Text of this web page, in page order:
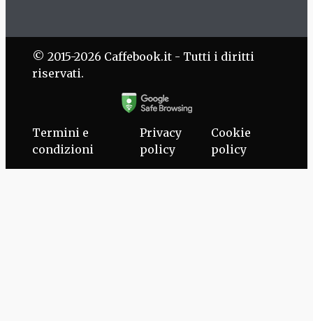
© 2015-2026 Caffebook.it - Tutti i diritti
riservati.
Termini e
condizioni
Privacy
policy
Cookie
policy